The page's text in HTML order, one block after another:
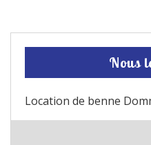
Nous
Location de benne